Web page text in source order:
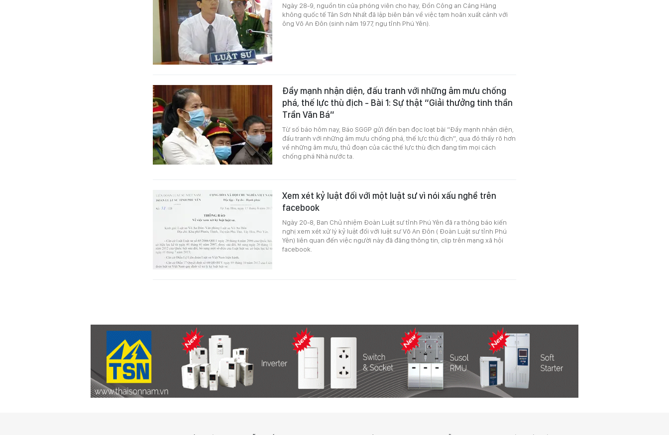
Ngày 28-9, nguồn tin của phóng viên cho hay, Đồn Công an Cảng Hàng
không quốc tế Tân Sơn Nhất đã lập biên bản về việc tạm hoãn xuất cảnh với
ông Võ An Đôn (sinh năm 1977, ngụ tỉnh Phú Yên).
Đẩy mạnh nhận diện, đấu tranh với những âm mưu chống
phá, thế lực thù địch - Bài 1: Sự thật “Giải thưởng tinh thần
Trần Văn Bá”
Từ số báo hôm nay, Báo SGGP gửi đến bạn đọc loạt bài “Đẩy mạnh nhận diện,
đấu tranh với những âm mưu chống phá, thế lực thù địch”, qua đó thấy rõ hơn
về những âm mưu, thủ đoạn của các thế lực thù địch đang tìm mọi cách
chống phá Nhà nước ta.
Xem xét kỷ luật đối với một luật sư vì nói xấu nghề trên
facebook
Ngày 20-8, Ban Chủ nhiệm Đoàn Luật sư tỉnh Phú Yên đã ra thông báo kiến
nghị xem xét xử lý kỷ luật đối với luật sư Võ An Đôn ( Đoàn Luật sư tỉnh Phú
Yên) liên quan đến việc người này đã đăng thông tin, clip trên mạng xã hội
facebook.